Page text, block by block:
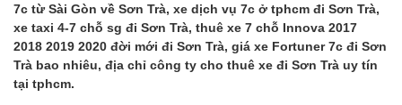
7c từ Sài Gòn về Sơn Trà, xe dịch vụ 7c ở tphcm đi Sơn Trà,
xe taxi 4-7 chỗ sg đi Sơn Trà, thuê xe 7 chỗ Innova 2017
2018 2019 2020 đời mới đi Sơn Trà, giá xe Fortuner 7c đi Sơn
Trà bao nhiêu, địa chỉ công ty cho thuê xe đi Sơn Trà uy tín
tại tphcm.